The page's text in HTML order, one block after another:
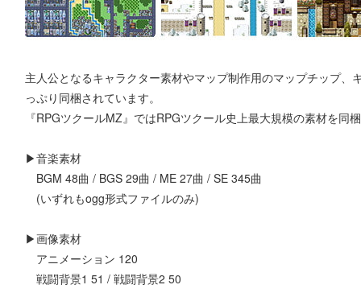
主人公となるキャラクター素材やマップ制作用のマップチップ
っぷり同梱されています。
『RPGツクールMZ』ではRPGツクール史上最大規模の素材を同
▶音楽素材
BGM 48曲 / BGS 29曲 / ME 27曲 / SE 345曲
(いずれもogg形式ファイルのみ)
▶画像素材
アニメーション 120
戦闘背景1 51 / 戦闘背景2 50